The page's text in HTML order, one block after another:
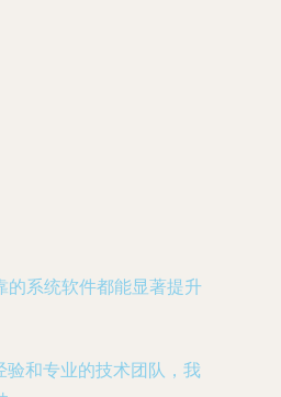
的系统软件都能显著提升
验和专业的技术团队，我